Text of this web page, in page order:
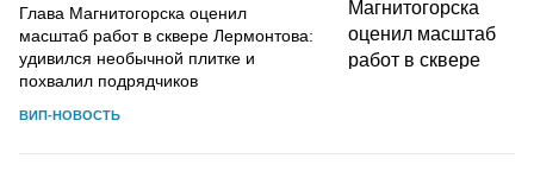
Глава Магнитогорска оценил
масштаб работ в сквере Лермонтова:
удивился необычной плитке и
похвалил подрядчиков
ВИП-НОВОСТЬ